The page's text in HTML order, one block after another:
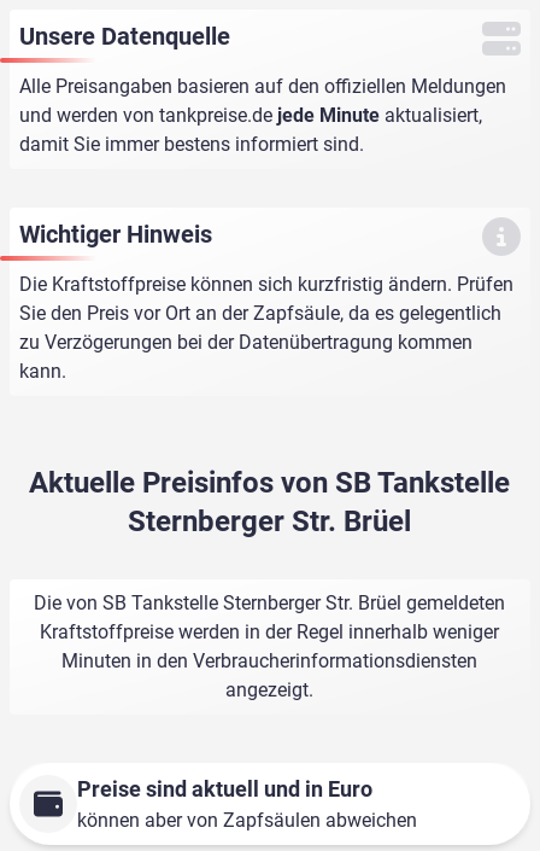
Unsere Datenquelle
Alle Preisangaben basieren auf den offiziellen Meldungen
und werden von tankpreise.de jede Minute aktualisiert,
damit Sie immer bestens informiert sind.
Wichtiger Hinweis
Die Kraftstoffpreise können sich kurzfristig ändern. Prüfen
Sie den Preis vor Ort an der Zapfsäule, da es gelegentlich
zu Verzögerungen bei der Datenübertragung kommen
kann.
Aktuelle Preisinfos von SB Tankstelle
Sternberger Str. Brüel
Die von SB Tankstelle Sternberger Str. Brüel gemeldeten
Kraftstoffpreise werden in der Regel innerhalb weniger
Minuten in den Verbraucherinformationsdiensten
angezeigt.
Preise sind aktuell und in Euro
können aber von Zapfsäulen abweichen